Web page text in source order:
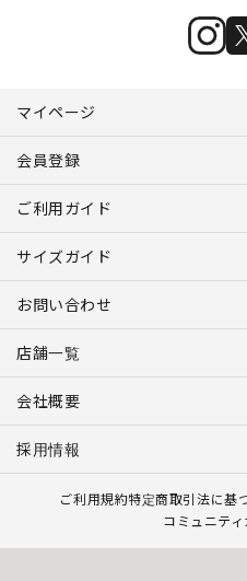
マイページ
会員登録
ご利用ガイド
サイズガイド
お問い合わせ
店舗一覧
会社概要
採用情報
ご利用規約特定商取引法に基
コミュニテ